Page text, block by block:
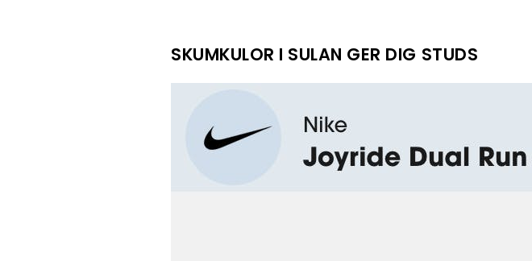
SKUMKULOR I SULAN GER DIG STUDS